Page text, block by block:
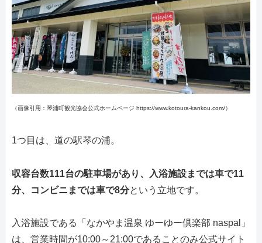
（画像引用：琴浦町観光協会公式ホームページ https://www.kotoura-kankou.com/）
1つ目は、道の駅琴の浦。
収容台数111台の駐車場があり、入浴施設までは車で11
分、コンビニまでは車で8分という立地です。
入浴施設である「なかやま温泉 ゆーゆー倶楽部 naspal」
は、営業時間が10:00～21:00であることのみ公式サイト